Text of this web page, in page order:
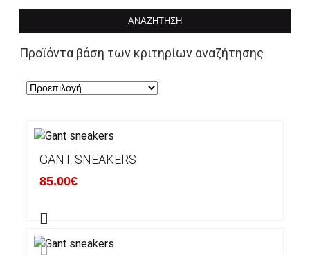
ΑΝΑΖΉΤΗΣΗ
Προϊόντα βάση των κριτηρίων αναζήτησης
GANT SNEAKERS
85.00€